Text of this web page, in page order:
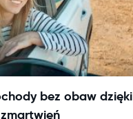
bez obaw dzięki